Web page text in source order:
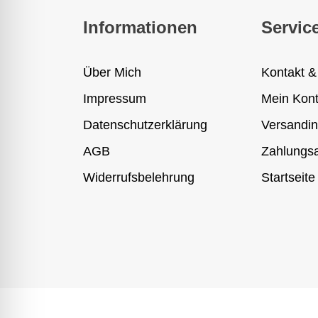
Informationen
Über Mich
Impressum
Datenschutzerklärung
AGB
Widerrufsbelehrung
Kontakt
Mein
Startseite